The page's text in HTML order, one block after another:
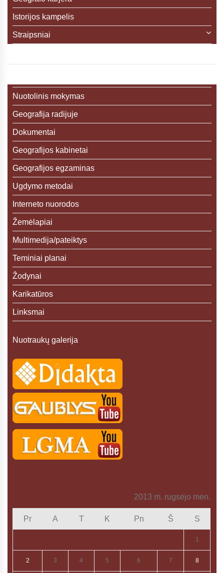
Istorijos kampelis
Straipsniai
Nuotolinis mokymas
Geografija radijuje
Dokumentai
Geografijos kabinetai
Geografijos egzaminas
Ugdymo metodai
Interneto nuorodos
Žemėlapiai
Multimedija/pateiktys
Teminiai planai
Žodynai
Karikatūros
Linksmai
Nuotraukų galerija
2013 m. rugsėjo mėn.
Pr A T K Pn Š S
1
2 3 4 5 6 7 8